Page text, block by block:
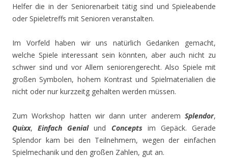
Helfer die in der Seniorenarbeit tätig sind und Spieleabende
oder Spieletreffs mit Senioren veranstalten.
Im Vorfeld haben wir uns natürlich Gedanken gemacht,
welche Spiele interessant sein könnten, aber auch nicht zu
schwer sind und vor Allem seniorengerecht. Also Spiele mit
großen Symbolen, hohem Kontrast und Spielmaterialien die
nicht oder nur kurzzeitg gehalten werden müssen.
Zum Workshop hatten wir dann unter anderem Splendor,
Quixx, Einfach Genial und Concepts im Gepäck. Gerade
Splendor kam bei den Teilnehmern, wegen der einfachen
Spielmechanik und den großen Zahlen, gut an.